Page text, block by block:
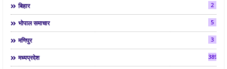
बिहार 2
भोपाल समाचार 5
मणिपुर 3
मध्यप्रदेश 3892